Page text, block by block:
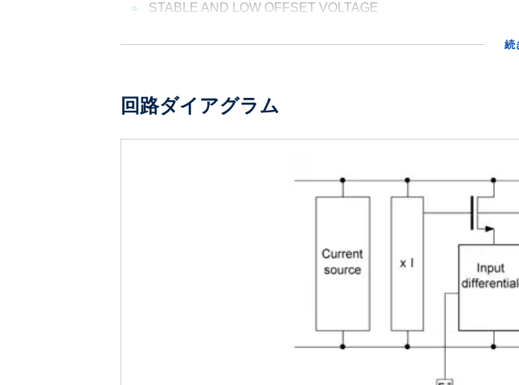
STABLE AND LOW OFFSET VOLTAGE
続
回路ダイアグラム